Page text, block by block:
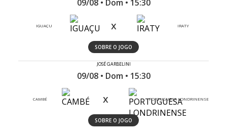
09/08 • Dom • 15:30
IGUAÇU x IRATY
SOBRE O JOGO
JOSÉ GARBELINI
09/08 • Dom • 15:30
CAMBÉ x PORTUGUESA LONDRINENSE
SOBRE O JOGO